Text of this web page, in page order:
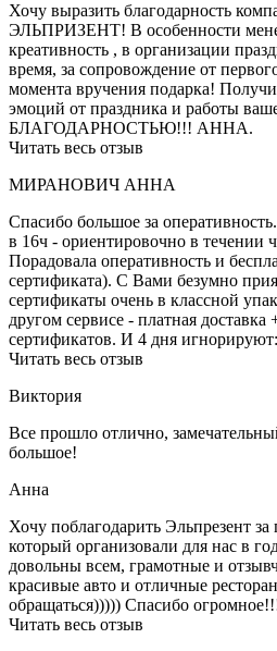
Хочу выразить благодарность
ЭЛЬПРИЗЕНТ! В особенности
креативность , в организации
время, за сопровождение от
момента вручения подарка!
эмоций от праздника и работы
БЛАГОДАРНОСТЬЮ!!! АННА.
Читать весь отзыв
МИРАНОВИЧ АННА
Спасибо большое за
в 16ч - ориентировочно в течении
Порадовала оперативность и
сертификата). С Вами безумно
сертификаты очень в классной
другом сервисе - платная доставка
сертификатов. И 4 дня
Читать весь отзыв
Виктория
Все прошло отлично,
большое!
Анна
Хочу поблагодарить Эльпрезент
который организовали для нас в
довольны всем, грамотные и
красивые авто и отличные
обращаться))))) Спасибо
Читать весь отзыв